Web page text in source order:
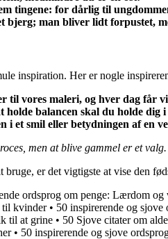
tingene: for dårlig til
bjerg; man bliver lidt forpustet,
inspiration. Her er nogle
til vores maleri, og hver dag får
balancen skal du holde dig i
et smil eller betydningen af en
men at blive gammel er et
er det vigtigste at vise den
ordsprog om penge: Lærdom
til kvinder• 50 inspirerende og
til at grine • 50 Sjove citater om
• 50 inspirerende og sjove